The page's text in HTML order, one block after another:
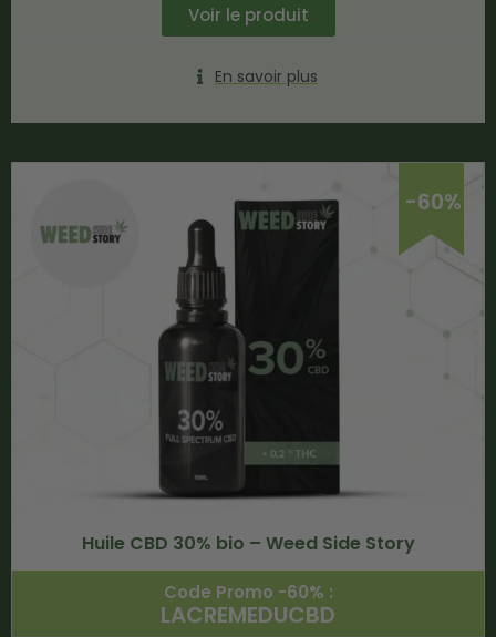
Voir le produit
En savoir plus
-60%
Huile CBD 30% bio – Weed Side Story
Code Promo -60% :
LACREMEDUCBD